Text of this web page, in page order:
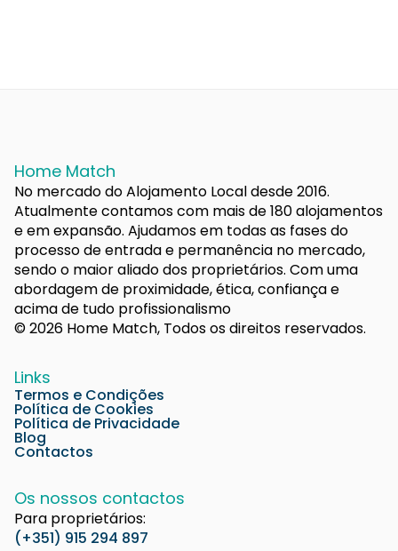
Home Match
No mercado do Alojamento Local desde 2016.
Atualmente contamos com mais de 180 alojamentos
e em expansão. Ajudamos em todas as fases do
processo de entrada e permanência no mercado,
sendo o maior aliado dos proprietários. Com uma
abordagem de proximidade, ética, confiança e
acima de tudo profissionalismo
© 2026 Home Match, Todos os direitos reservados.
Links
Termos e Condições
Política de Cookies
Política de Privacidade
Blog
Contactos
Os nossos contactos
Para proprietários:
(+351) 915 294 897